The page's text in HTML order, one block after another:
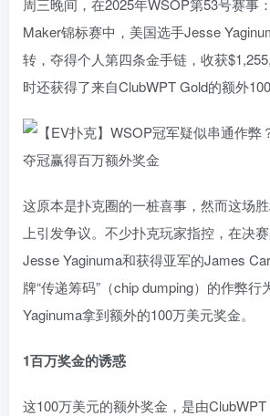
周三晚间，在2025年WSOP第53号赛事
Maker锦标赛中，美国选手Jesse
转，夺得个人第四条金手链，收获
时还获得了来自ClubWPT Gold的额外100
这原本是扑克圈的一桩喜事 ，然而这场
上引发争议。不少扑克玩家指控，在决
Jesse Yaginuma和获得亚军的James
牌“传递筹码”（chip dumping）的作弊行
Yaginuma拿到额外的100万美元奖金。
1百万奖金的诱惑
这100万美元的额外奖金，是由ClubWPT